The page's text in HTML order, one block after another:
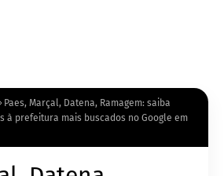
Paes, Marçal, Datena, Ramagem: saiba
à prefeitura mais buscados no Google em